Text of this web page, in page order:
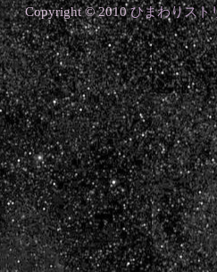
Copyright © 2010ひまわりスト